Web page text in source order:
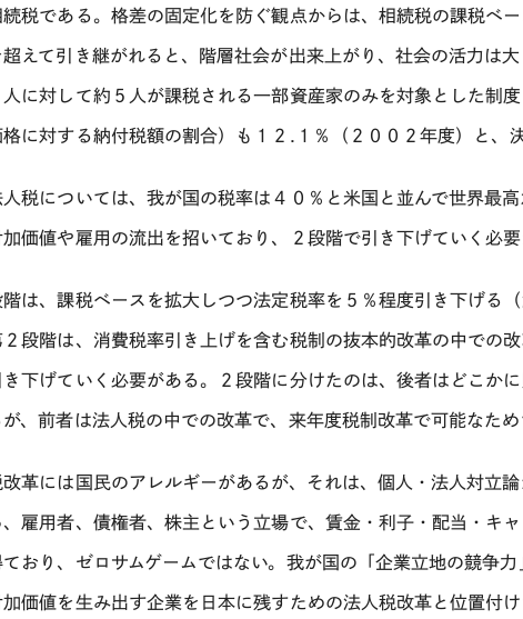
続税である。格差の固定化を防ぐ観点からは、相続税の課税ベ
えて引き継がれると、階層社会が出来上がり、社会の活力は
人に対して約５人が課税される一部資産家のみを対象とした制
に対する納付税額の割合）も１２.１％（２００２年度）と、
人税については、我が国の税率は４０％と米国と並んで世界最
加価値や雇用の流出を招いており、２段階で引き下げていく必要
は、課税ベースを拡大しつつ法定税率を５％程度引き下げる
２段階は、消費税率引き上げを含む税制の抜本的改革の中での
き下げていく必要がある。２段階に分けたのは、後者はどこか
が、前者は法人税の中での改革で、来年度税制改革で可能なため
革には国民のアレルギーがあるが、それは、個人・法人対立
雇用者、債権者、株主という立場で、賃金・利子・配当・キ
おり、ゼロサムゲームではない。我が国の「企業立地の競争
価値を生み出す企業を日本に残すための法人税改革と位置付け